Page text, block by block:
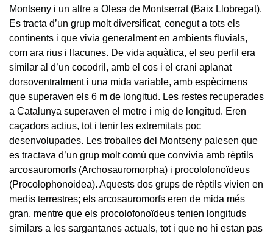
Montseny i un altre a Olesa de Montserrat (Baix Llobregat).
Es tracta d’un grup molt diversificat, conegut a tots els
continents i que vivia generalment en ambients fluvials,
com ara rius i llacunes. De vida aquàtica, el seu perfil era
similar al d’un cocodril, amb el cos i el crani aplanat
dorsoventralment i una mida variable, amb espècimens
que superaven els 6 m de longitud. Les restes recuperades
a Catalunya superaven el metre i mig de longitud. Eren
caçadors actius, tot i tenir les extremitats poc
desenvolupades. Les troballes del Montseny palesen que
es tractava d’un grup molt comú que convivia amb rèptils
arcosauromorfs (Archosauromorpha) i procolofonoïdeus
(Procolophonoidea). Aquests dos grups de rèptils vivien en
medis terrestres; els arcosauromorfs eren de mida més
gran, mentre que els procolofonoïdeus tenien longituds
similars a les sargantanes actuals, tot i que no hi estan pas